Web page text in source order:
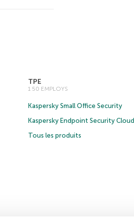
TPE
1 50 EMPLOYS
Kaspersky Small Office Security
Kaspersky Endpoint Security Cloud
Tous les produits